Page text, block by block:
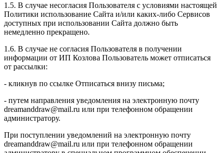
1.5. В случае несогласия Пользователя с условиями настоящей
Политики использование Сайта и/или каких-либо Сервисов
доступных при использовании Сайта должно быть
немедленно прекращено.
1.6. В случае не согласия Пользователя в получении
информации от ИП Козлова Пользователь может отписаться
от рассылки:
- кликнув по ссылке Отписаться внизу письма;
- путем направления уведомления на электронную почту
dreamanddraw@mail.ru или при телефонном обращении
администратору.
При поступлении уведомлений на электронную почту
dreamanddraw@mail.ru или при телефонном обращении